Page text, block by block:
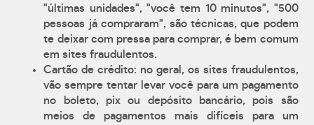
"últimas unidades", "você tem 10 minutos", "500
pessoas já compraram", são técnicas, que podem
te deixar com pressa para comprar, é bem comum
em sites fraudulentos.
Cartão de crédito: no geral, os sites fraudulentos,
vão sempre tentar levar você para um pagamento
no boleto, pix ou depósito bancário, pois são
meios de pagamentos mais difíceis para um